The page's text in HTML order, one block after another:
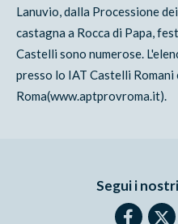
Lanuvio, dalla Processione
castagna a Rocca di Papa,
Castelli sono numerose.
presso lo IAT Castelli Romani
Roma(www.aptprovroma.it).
Segui i